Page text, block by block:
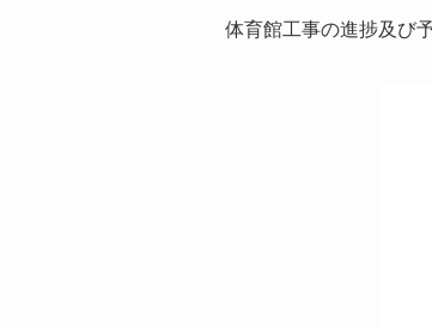
体育館工事の進捗及び